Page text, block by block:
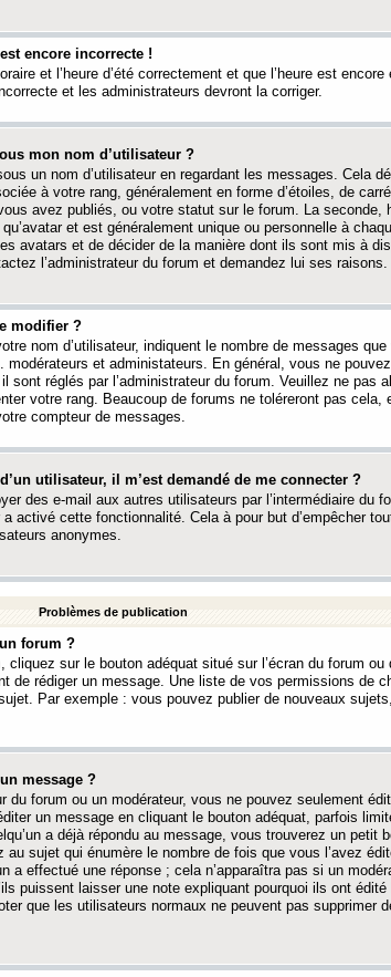
encore incorrecte !
et l’heure d’été correctement et que l’heure est encore
et les administrateurs devront la corriger.
mon nom d’utilisateur ?
un nom d’utilisateur en regardant les messages. Cela
à votre rang, généralement en forme d’étoiles, de
avez publiés, ou votre statut sur le forum. La seconde,
et est généralement unique ou personnelle à
avatars et de décider de la manière dont ils sont mis à
l’administrateur du forum et demandez lui ses raisons.
modifier ?
nom d’utilisateur, indiquent le nombre de messages
et administateurs. En général, vous ne
réglés par l’administrateur du forum. Veuillez ne pas
votre rang. Beaucoup de forums ne toléreront pas cela,
compteur de messages.
utilisateur, il m’est demandé de me connecter ?
des e-mail aux autres utilisateurs par l’intermédiaire du
activé cette fonctionnalité. Cela à pour but d’empêcher
anonymes.
Problèmes de publication
forum ?
cliquez sur le bouton adéquat situé sur l’écran du forum
de rédiger un message. Une liste de vos permissions de
Par exemple : vous pouvez publier de nouveaux
message ?
du forum ou un modérateur, vous ne pouvez seulement
un message en cliquant le bouton adéquat, parfois
a déjà répondu au message, vous trouverez un petit
sujet qui énumère le nombre de fois que vous l’avez
a effectué une réponse ; cela n’apparaîtra pas si un
puissent laisser une note expliquant pourquoi ils ont
que les utilisateurs normaux ne peuvent pas supprimer